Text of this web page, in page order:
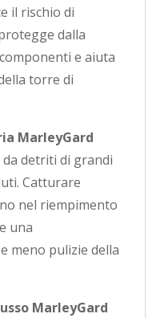
il rischio di
dalla
e aiuta
torre di
MarleyGard
detriti di grandi
Catturare
nel riempimento
una
meno pulizie della
MarleyGard